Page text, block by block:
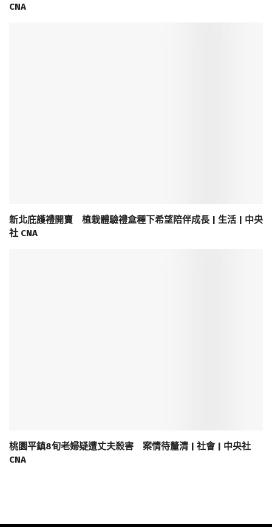
CNA
新北庇護禮開賣 植栽體驗禮盒種下希望陪伴成長 | 生活 | 中央
社 CNA
桃園平鎮8旬老婦疑遭丈夫殺害 案情待釐清 | 社會 | 中央社
CNA